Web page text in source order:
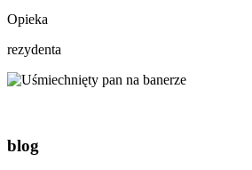
Opieka
rezydenta
blog